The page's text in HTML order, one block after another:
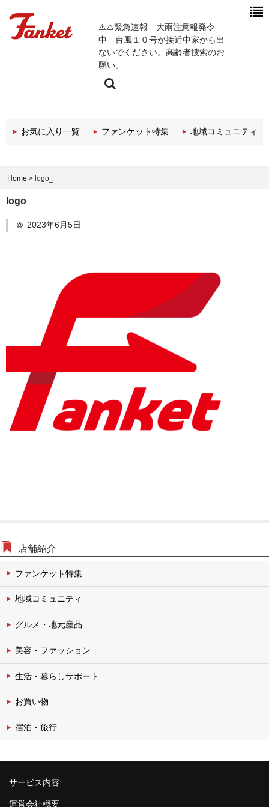
⚠️⚠️緊急速報 大雨注意報発令
中 台風１０号が接近中家から出
ないでください。高齢者捜索のお
願い。
今週の新着チャンネル
エンタメチャンネル
文化・伝統チャンネル
お気に入り一覧 ファンケット特集 地域コミュニティ
Home > logo_
logo_
2023年6月5日
店舗紹介
ファンケット特集
地域コミュニティ
グルメ・地元産品
美容・ファッション
生活・暮らしサポート
お買い物
宿泊・旅行
サービス内容
運営会社概要